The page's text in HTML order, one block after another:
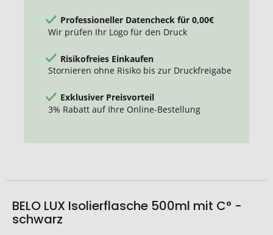
Professioneller Datencheck für 0,00€
Wir prüfen Ihr Logo für den Druck
Risikofreies Einkaufen
Stornieren ohne Risiko bis zur Druckfreigabe
Exklusiver Preisvorteil
3% Rabatt auf Ihre Online-Bestellung
BELO LUX Isolierflasche 500ml mit C° -
schwarz